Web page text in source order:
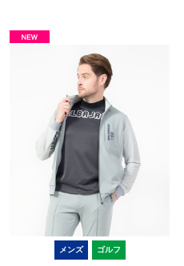
メンズ ゴルフ